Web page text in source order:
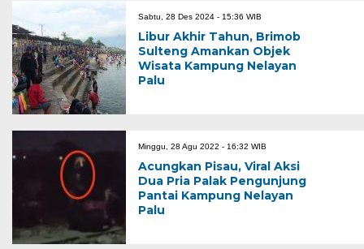
Sabtu, 28 Des 2024 - 15:36 WIB
Libur Akhir Tahun, Brimob
Sulteng Amankan Objek
Wisata Kampung Nelayan
Palu
Minggu, 28 Agu 2022 - 16:32 WIB
Acungkan Pisau, Viral Aksi
Dua Pria Palak Pengunjung
Pantai Kampung Nelayan
Palu